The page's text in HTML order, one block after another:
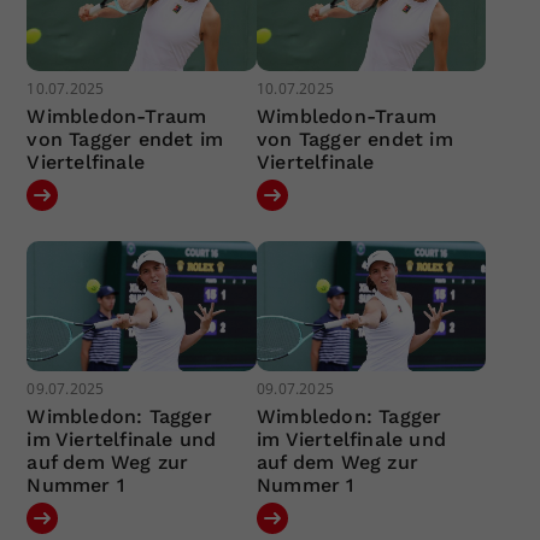
10.07.2025
Wimbledon-Traum
von Tagger endet im
Viertelfinale
10.07.2025
Wimbledon-Traum
von Tagger endet im
Viertelfinale
09.07.2025
Wimbledon: Tagger
im Viertelfinale und
auf dem Weg zur
Nummer 1
09.07.2025
Wimbledon: Tagger
im Viertelfinale und
auf dem Weg zur
Nummer 1